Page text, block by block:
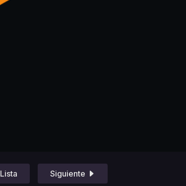
Lista Siguiente